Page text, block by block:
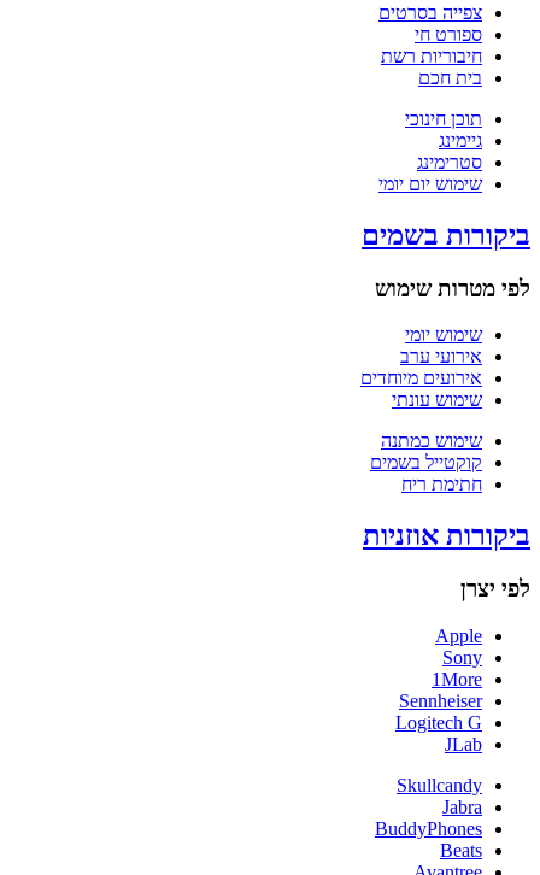
צפייה בסרטים
ספורט חי
חיבוריות רשת
בית חכם
תוכן חינוכי
גיימינג
סטרימינג
שימוש יום יומי
ביקורות בשמים
לפי מטרות שימוש
שימוש יומי
אירועי ערב
אירועים מיוחדים
שימוש עונתי
שימוש כמתנה
קוקטייל בשמים
חתימת ריח
ביקורות אוזניות
לפי יצרן
Apple
Sony
1More
Sennheiser
Logitech G
JLab
Skullcandy
Jabra
BuddyPhones
Beats